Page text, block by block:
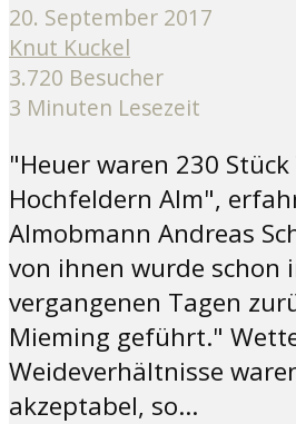
20. September 2017
Knut Kuckel
3.720 Besucher
3 Minuten Lesezeit
"Heuer waren 230
Hochfeldern Alm",
Almobmann Andreas
von ihnen wurde schon
vergangenen Tagen
Mieming geführt."
Weideverhältnisse
akzeptabel, so...